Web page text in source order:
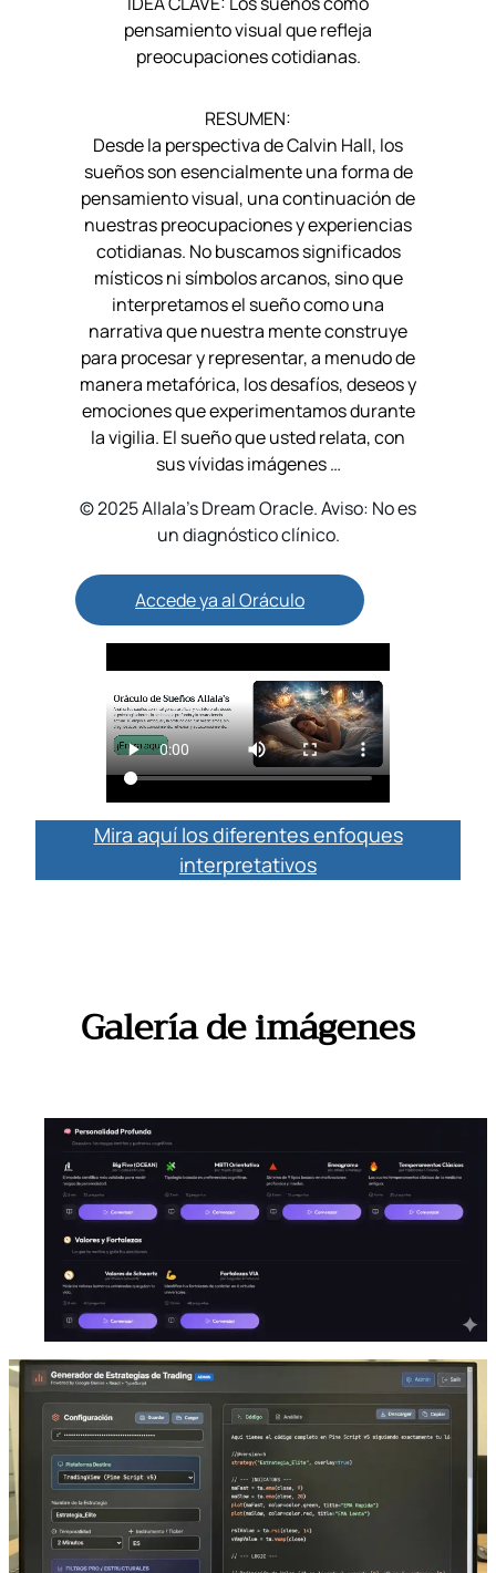
pensamiento visual que refleja
preocupaciones cotidianas.
RESUMEN:
Desde la perspectiva de Calvin Hall, los
sueños son esencialmente una forma de
pensamiento visual, una continuación de
nuestras preocupaciones y experiencias
cotidianas. No buscamos significados
místicos ni símbolos arcanos, sino que
interpretamos el sueño como una
narrativa que nuestra mente construye
para procesar y representar, a menudo de
manera metafórica, los desafíos, deseos y
emociones que experimentamos durante
la vigilia. El sueño que usted relata, con
sus vívidas imágenes …
© 2025 Allala’s Dream Oracle. Aviso: No es
un diagnóstico clínico.
Accede ya al Oráculo
Mira aquí los diferentes enfoques
interpretativos
Galería de imágenes